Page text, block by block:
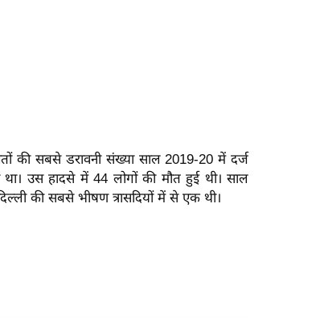
की सबसे डरावनी संख्या साल 2019-20 में दर्ज
उस हादसे में 44 लोगों की मौत हुई थी। साल
की सबसे भीषण त्रासदियों में से एक थी।